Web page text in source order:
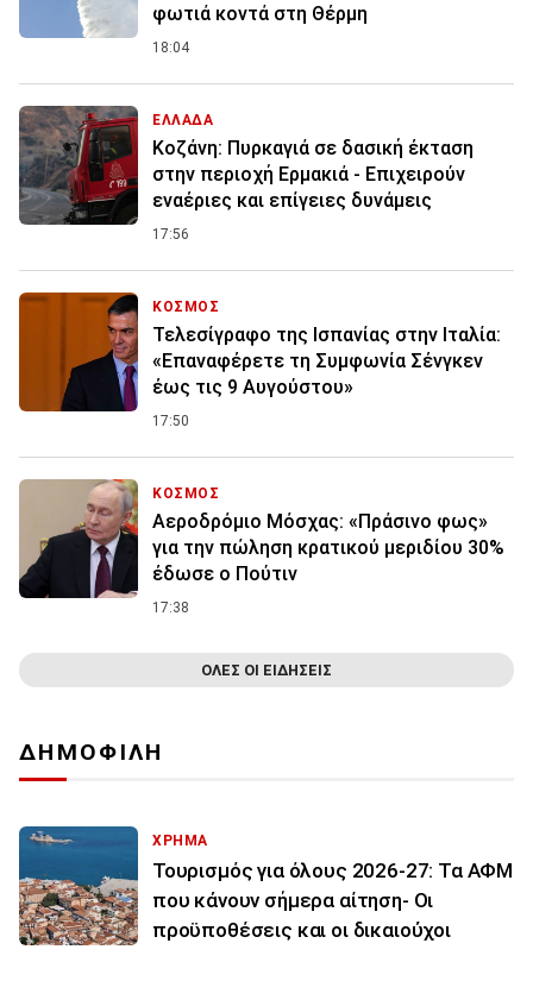
φωτιά κοντά στη Θέρμη
18:04
ΕΛΛΑΔΑ
Κοζάνη: Πυρκαγιά σε δασική έκταση
στην περιοχή Ερμακιά - Επιχειρούν
εναέριες και επίγειες δυνάμεις
17:56
ΚΟΣΜΟΣ
Τελεσίγραφο της Ισπανίας στην Ιταλία:
«Επαναφέρετε τη Συμφωνία Σένγκεν
έως τις 9 Αυγούστου»
17:50
ΚΟΣΜΟΣ
Αεροδρόμιο Μόσχας: «Πράσινο φως»
για την πώληση κρατικού μεριδίου 30%
έδωσε ο Πούτιν
17:38
ΟΛΕΣ ΟΙ ΕΙΔΗΣΕΙΣ
ΔΗΜΟΦΙΛΗ
ΧΡΗΜΑ
Τουρισμός για όλους 2026-27: Τα ΑΦΜ
που κάνουν σήμερα αίτηση- Οι
προϋποθέσεις και οι δικαιούχοι